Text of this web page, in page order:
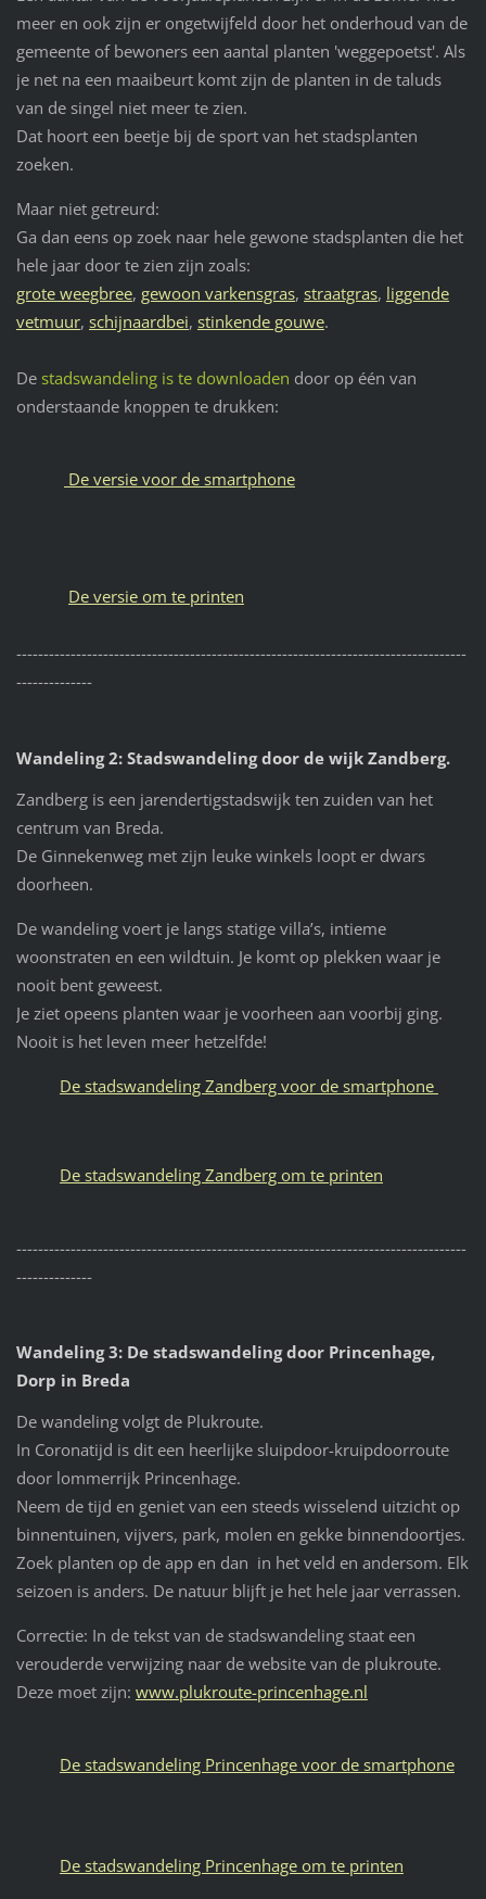
meer en ook zijn er ongetwijfeld door het onderhoud van de
gemeente of bewoners een aantal planten 'weggepoetst'. Als
je net na een maaibeurt komt zijn de planten in de taluds
van de singel niet meer te zien.
Dat hoort een beetje bij de sport van het stadsplanten
zoeken.
Maar niet getreurd:
Ga dan eens op zoek naar hele gewone stadsplanten die het
hele jaar door te zien zijn zoals:
grote weegbree, gewoon varkensgras, straatgras, liggende
vetmuur, schijnaardbei, stinkende gouwe.
De stadswandeling is te downloaden door op één van
onderstaande knoppen te drukken:
De versie voor de smartphone
De versie om te printen
-----------------------------------------------------------------------------------
--------------
Wandeling 2: Stadswandeling door de wijk Zandberg.
Zandberg is een jarendertigstadswijk ten zuiden van het
centrum van Breda.
De Ginnekenweg met zijn leuke winkels loopt er dwars
doorheen.
De wandeling voert je langs statige villa’s, intieme
woonstraten en een wildtuin. Je komt op plekken waar je
nooit bent geweest.
Je ziet opeens planten waar je voorheen aan voorbij ging.
Nooit is het leven meer hetzelfde!
De stadswandeling Zandberg voor de smartphone
De stadswandeling Zandberg om te printen
-----------------------------------------------------------------------------------
--------------
Wandeling 3: De stadswandeling door Princenhage,
Dorp in Breda
De wandeling volgt de Plukroute.
In Coronatijd is dit een heerlijke sluipdoor-kruipdoorroute
door lommerrijk Princenhage.
Neem de tijd en geniet van een steeds wisselend uitzicht op
binnentuinen, vijvers, park, molen en gekke binnendoortjes.
Zoek planten op de app en dan in het veld en andersom. Elk
seizoen is anders. De natuur blijft je het hele jaar verrassen.
Correctie: In de tekst van de stadswandeling staat een
verouderde verwijzing naar de website van de plukroute.
Deze moet zijn: www.plukroute-princenhage.nl
De stadswandeling Princenhage voor de smartphone
De stadswandeling Princenhage om te printen